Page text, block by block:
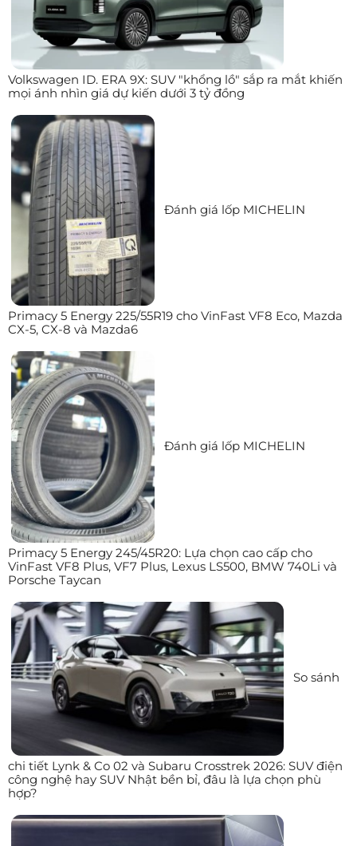
Volkswagen ID. ERA 9X: SUV "khổng lồ" sắp ra mắt khiến
mọi ánh nhìn giá dự kiến dưới 3 tỷ đồng
Đánh giá lốp MICHELIN
Primacy 5 Energy 225/55R19 cho VinFast VF8 Eco, Mazda
CX-5, CX-8 và Mazda6
Đánh giá lốp MICHELIN
Primacy 5 Energy 245/45R20: Lựa chọn cao cấp cho
VinFast VF8 Plus, VF7 Plus, Lexus LS500, BMW 740Li và
Porsche Taycan
So sánh
chi tiết Lynk & Co 02 và Subaru Crosstrek 2026: SUV điện
công nghệ hay SUV Nhật bền bỉ, đâu là lựa chọn phù
hợp?